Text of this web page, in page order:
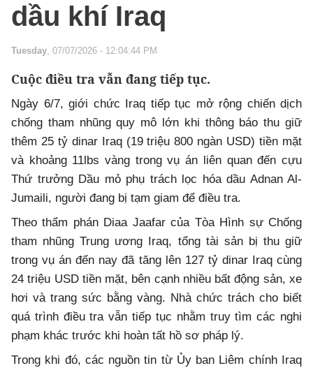
dầu khí Iraq
Tuesday, 07/07/2026 - 12:04:44 PM
Cuộc điều tra vẫn đang tiếp tục.
Ngày 6/7, giới chức Iraq tiếp tục mở rộng chiến dịch
chống tham nhũng quy mô lớn khi thông báo thu giữ
thêm 25 tỷ dinar Iraq (19 triệu 800 ngàn USD) tiền mặt
và khoảng 11lbs vàng trong vụ án liên quan đến cựu
Thứ trưởng Dầu mỏ phụ trách lọc hóa dầu Adnan Al-
Jumaili, người đang bị tạm giam để điều tra.
Theo thẩm phán Diaa Jaafar của Tòa Hình sự Chống
tham nhũng Trung ương Iraq, tổng tài sản bị thu giữ
trong vụ án đến nay đã tăng lên 127 tỷ dinar Iraq cùng
24 triệu USD tiền mặt, bên cạnh nhiều bất động sản, xe
hơi và trang sức bằng vàng. Nhà chức trách cho biết
quá trình điều tra vẫn tiếp tục nhằm truy tìm các nghi
phạm khác trước khi hoàn tất hồ sơ pháp lý.
Trong khi đó, các nguồn tin từ Ủy ban Liêm chính Iraq